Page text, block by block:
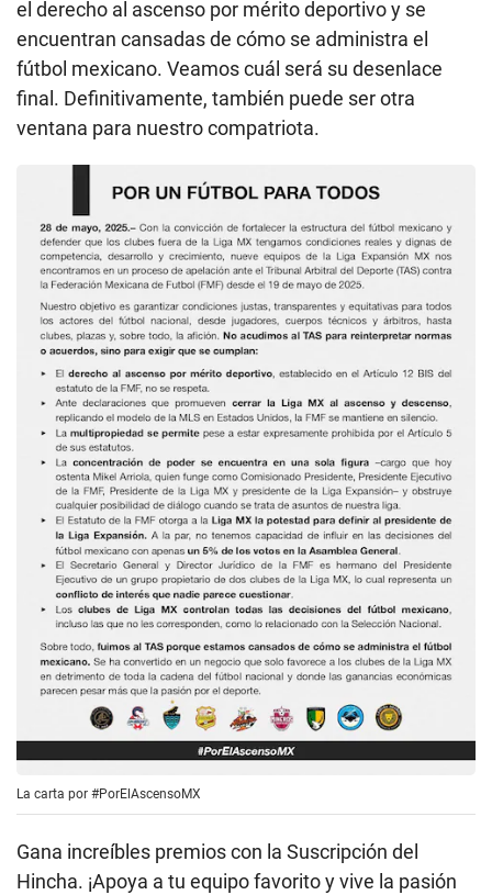
el derecho al ascenso por mérito deportivo y se
encuentran cansadas de cómo se administra el
fútbol mexicano. Veamos cuál será su desenlace
final. Definitivamente, también puede ser otra
ventana para nuestro compatriota.
La carta por #PorElAscensoMX
Gana increíbles premios con la Suscripción del
Hincha. ¡Apoya a tu equipo favorito y vive la pasión